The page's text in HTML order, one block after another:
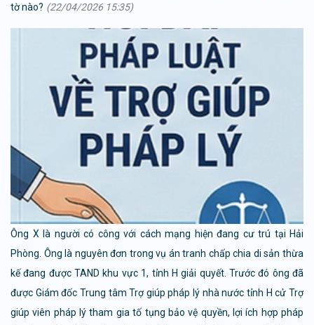
tờ nào? (22/04/2026 15:35)
Ông X là người có công với cách mạng hiện đang cư trú tại Hải
Phòng. Ông là nguyên đơn trong vụ án tranh chấp chia di sản thừa
kế đang được TAND khu vực 1, tỉnh H giải quyết. Trước đó ông đã
được Giám đốc Trung tâm Trợ giúp pháp lý nhà nước tỉnh H cử Trợ
giúp viên pháp lý tham gia tố tụng bảo vệ quyền, lợi ích hợp pháp